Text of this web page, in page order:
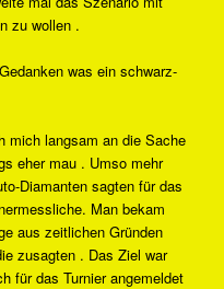
zu wollen .
was ein schwarz-
mich langsam an die Sache
eher mau . Umso mehr
Diamanten sagten für das
Man bekam
aus zeitlichen Gründen
zusagten . Das Ziel war
für das Turnier angemeldet